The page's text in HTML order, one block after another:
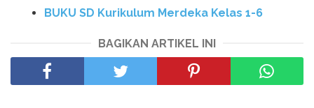
BUKU SD Kurikulum Merdeka Kelas 1-6
BAGIKAN ARTIKEL INI